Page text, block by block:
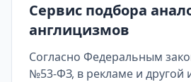
Сервис подбора
англицизмов
Согласно Федеральным
№53-ФЗ, в рекламе и другой